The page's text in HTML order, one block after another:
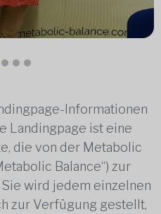
Informationen
Landingpage ist eine
die von der Metabolic
Balance“) zur
wird jedem einzelnen
zur Verfügung gestellt,